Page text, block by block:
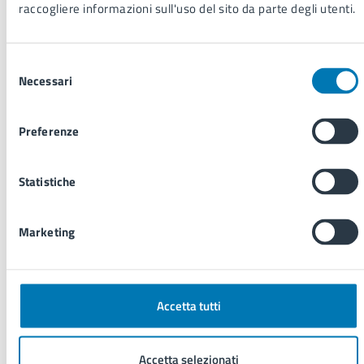
raccogliere informazioni sull'uso del sito da parte degli utenti.
delNecessari
Preferenze
Statistiche
Marketing
Accetta tutti
Accetta selezionati
D. Lgs. n. 24/2023
Deliberazione di Giunta Comunale n. 37 del
09/02/2024 “ Aggiornamento della procedura per la
condotte illecite (c.d. whistleblowing) e della
n. 24/2023 – Sezione Rischi Corruttivi e
Trasparenza del PIAO 2023-2025 – Misura MG08
dell’articolo 54-bis del D. Lgs. 165/2001, c.d.
Disciplinare Whistleblowing
Informativa Privacy